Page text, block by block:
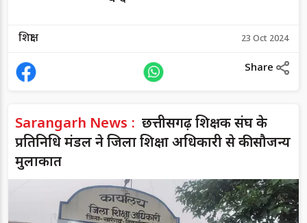
शिक्षा 23 Oct 2024
Share
Sarangarh News : छत्तीसगढ़ शिक्षक संघ के
प्रतिनिधि मंडल ने जिला शिक्षा अधिकारी से की सौजन्य
मुलाकात